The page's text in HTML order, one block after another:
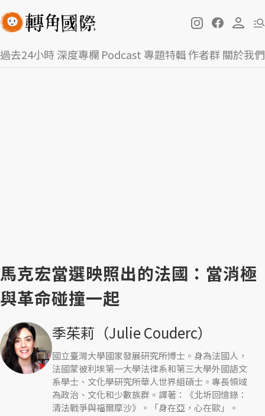
過去24小時深度專欄 Podcast 專題特輯作者群關於我們
馬克宏當選映照出的法國：當消極
與革命碰撞一起
季茱莉（Julie Couderc）
國立臺灣大學國家發展研究所博士。身為法國人，
法國蒙彼利埃第一大學法律系和第三大學外國語文
系學士、文化學研究所華人世界組碩士。專長領域
為政治、文化和少數族群。譯著：《北圻回憶錄：
清法戰爭與福爾摩沙》。「身在亞，心在歐」。